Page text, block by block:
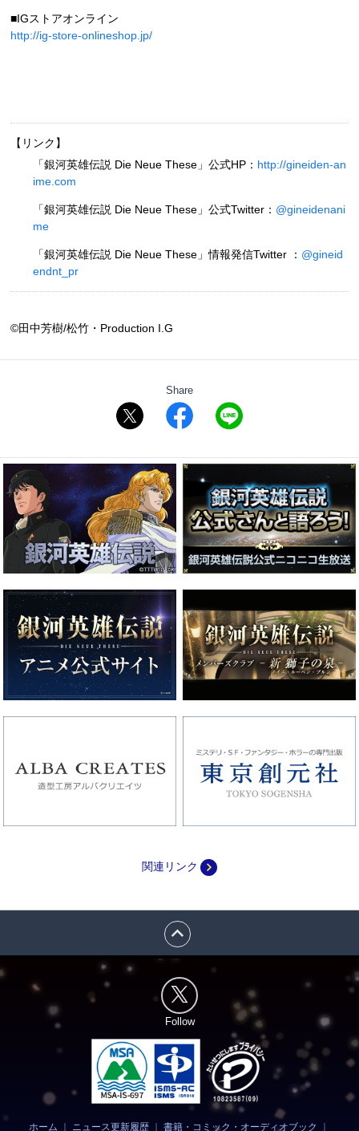
■IGストアオンライン
http://ig-store-onlineshop.jp/
【リンク】
「銀河英雄伝説 Die Neue These」公式HP： http://gineiden-an
ime.com
「銀河英雄伝説 Die Neue These」公式Twitter： @gineidenani
me
「銀河英雄伝説 Die Neue These」情報発信Twitter ： @gineid
endnt_pr
©田中芳樹/松竹・Production I.G
Share
関連リンク navigate_next
expand_less
Follow
ホーム ニュース更新履歴 ｜書籍・コミック・オーディオブック